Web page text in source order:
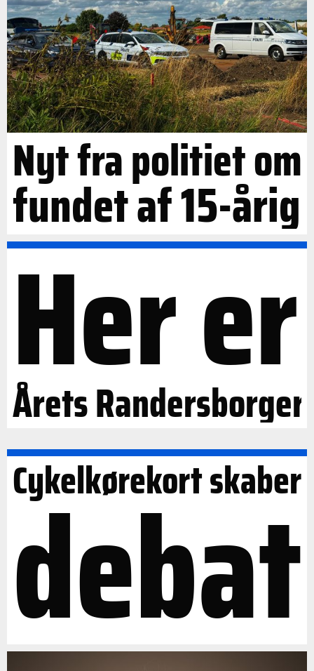
Nyt fra politiet om
fundet af 15-årig
Her er
Årets Randersborger
Cykelkørekort skaber
debat